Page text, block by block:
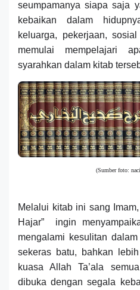
seumpamanya siapa saja
kebaikan dalam
keluarga, pekerjaan,
memulai mempelajari
syarahkan dalam kitab
(Sumber foto:
Melalui kitab ini sang
Hajar” ingin
mengalami kesulitan
sekeras batu, bahkan
kuasa Allah Ta’ala
dibuka dengan segala